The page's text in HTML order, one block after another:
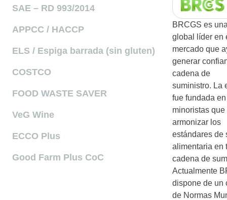
SAE – RD 993/2014
APPCC / HACCP
ELS / Espiga barrada (sin gluten)
COSTCO
FOOD WASTE SAVER
VeG Wine
ECCO Plus
Good Farm Plus CoC
BRCGS es
global líder en
mercado que
generar
cadena de
suministro. La
fue fundada
minoristas
armonizar los
estándares de
alimentaria en
cadena de
Actualmente
dispone de un
de Normas